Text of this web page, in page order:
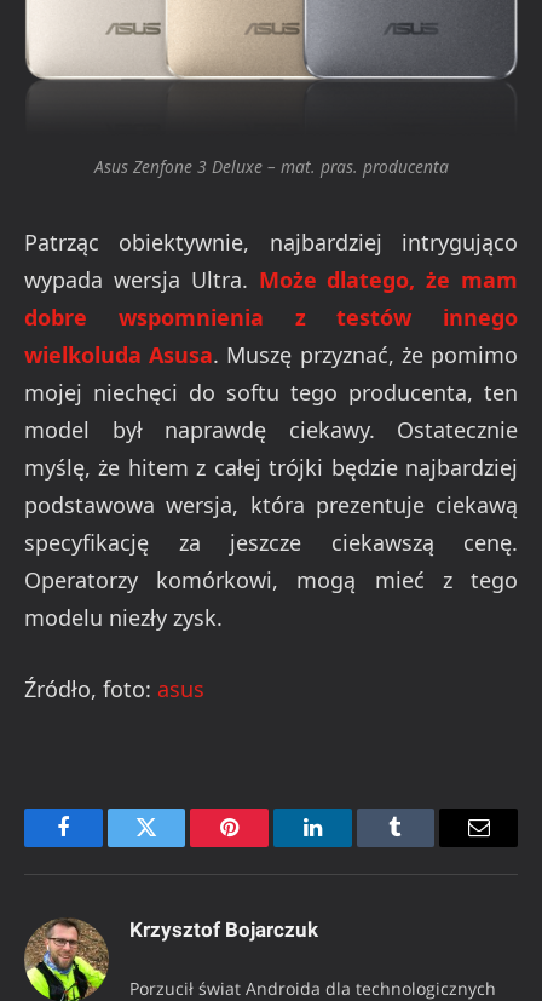
Asus Zenfone 3 Deluxe – mat. pras. producenta
Patrząc obiektywnie, najbardziej intrygująco
wypada wersja Ultra. Może dlatego, że mam
dobre wspomnienia z testów innego
wielkoluda Asusa. Muszę przyznać, że pomimo
mojej niechęci do softu tego producenta, ten
model był naprawdę ciekawy. Ostatecznie
myślę, że hitem z całej trójki będzie najbardziej
podstawowa wersja, która prezentuje ciekawą
specyfikację za jeszcze ciekawszą cenę.
Operatorzy komórkowi, mogą mieć z tego
modelu niezły zysk.
Źródło, foto: asus
FacebookTwitter Pinterest LinkedInTumblr Email
Krzysztof Bojarczuk
Porzucił świat Androida dla technologicznych